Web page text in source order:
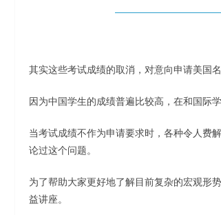
其实这些考试成绩的取消，对意向申请美国
因为中国学生的成绩普遍比较高，在和国际
当考试成绩不作为申请要求时，各种令人费
论过这个问题。
为了帮助大家更好地了解目前复杂的宏观形
益讲座。